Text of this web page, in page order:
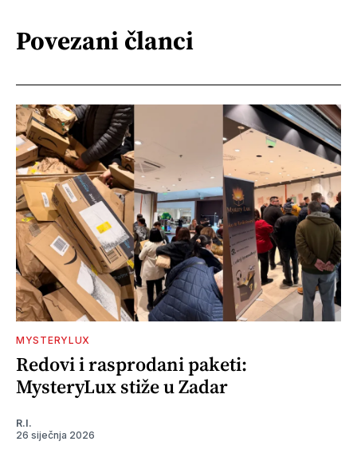
Povezani članci
MYSTERYLUX
Redovi i rasprodani paketi:
MysteryLux stiže u Zadar
R.I.
26 siječnja 2026